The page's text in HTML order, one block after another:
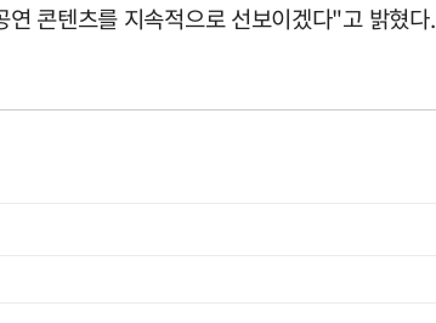
콘텐츠를 지속적으로 선보이겠다"고 밝혔다.